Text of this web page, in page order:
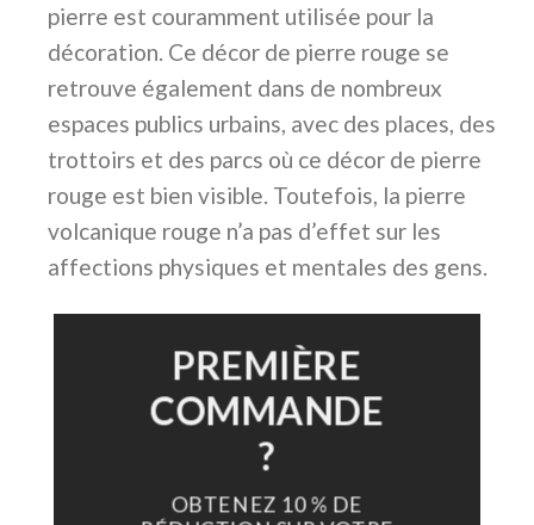
pierre est couramment utilisée pour la
décoration. Ce décor de pierre rouge se
retrouve également dans de nombreux
espaces publics urbains, avec des places, des
trottoirs et des parcs où ce décor de pierre
rouge est bien visible. Toutefois, la pierre
volcanique rouge n’a pas d’effet sur les
affections physiques et mentales des gens.
PREMIÈRE
COMMANDE
?
OBTENEZ 10 % DE